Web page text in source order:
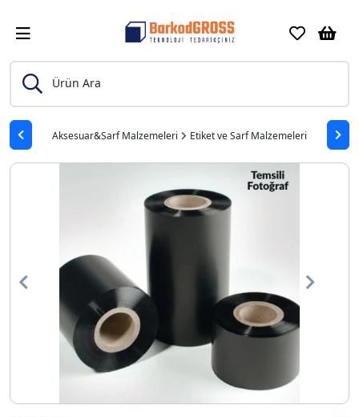
Ürün Ara
Aksesuar&Sarf Malzemeleri Etiket ve Sarf Malzemeleri
Previous Next